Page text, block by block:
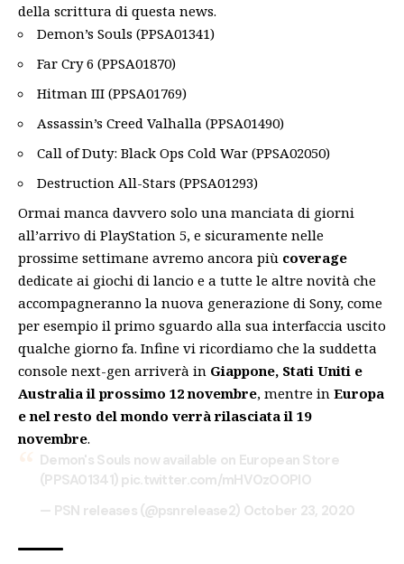
della scrittura di questa news.
Demon’s Souls (PPSA01341)
Far Cry 6 (PPSA01870)
Hitman III (PPSA01769)
Assassin’s Creed Valhalla (PPSA01490)
Call of Duty: Black Ops Cold War (PPSA02050)
Destruction All-Stars (PPSA01293)
Ormai manca davvero solo una manciata di giorni
all’arrivo di PlayStation 5, e sicuramente nelle
prossime settimane avremo ancora più coverage
dedicate ai giochi di lancio e a tutte le altre novità che
accompagneranno la nuova generazione di Sony, come
per esempio il primo sguardo alla sua interfaccia uscito
qualche giorno fa. Infine vi ricordiamo che la suddetta
console next-gen arriverà in Giappone, Stati Uniti e
Australia il prossimo 12 novembre, mentre in Europa
e nel resto del mondo verrà rilasciata il 19
novembre.
Demon's Souls now available on European Store
(PPSA01341) pic.twitter.com/mHVOzOOPIO
— PSN releases (@psnrelease2) October 23, 2020